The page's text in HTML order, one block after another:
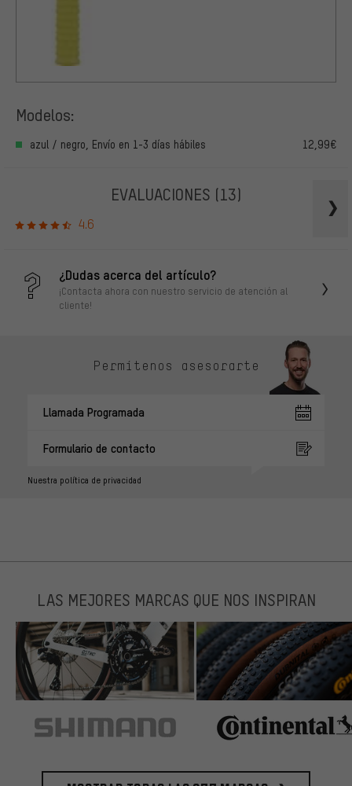
Modelos:
azul / negro, Envío en 1-3 días hábiles 12,99€
EVALUACIONES (13)
4.6
¿Dudas acerca del artículo?
¡Contacta ahora con nuestro servicio de atención al
cliente!
Permítenos asesorarte
Llamada Programada
Formulario de contacto
Nuestra política de privacidad
LAS MEJORES MARCAS QUE NOS INSPIRAN